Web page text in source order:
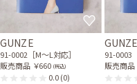
GUNZE
91-0002［M〜L対応］
販売商品 ￥660 (税込)
0.0(0)
GUNZE
91-0003
販売商品